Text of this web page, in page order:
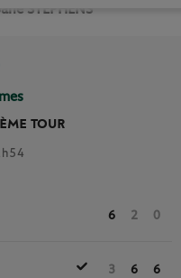
STEPHENS
TOUR
6 2 0
3 6 6